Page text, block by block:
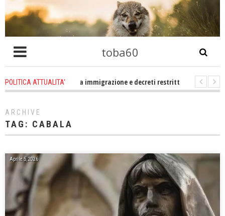
toba60
POLITICA ATTUALITA'
che problema immigrazione e decreti restrittivi della libertà sociale
ARCHIVE
TAG: CABALA
Aprile 5, 2026